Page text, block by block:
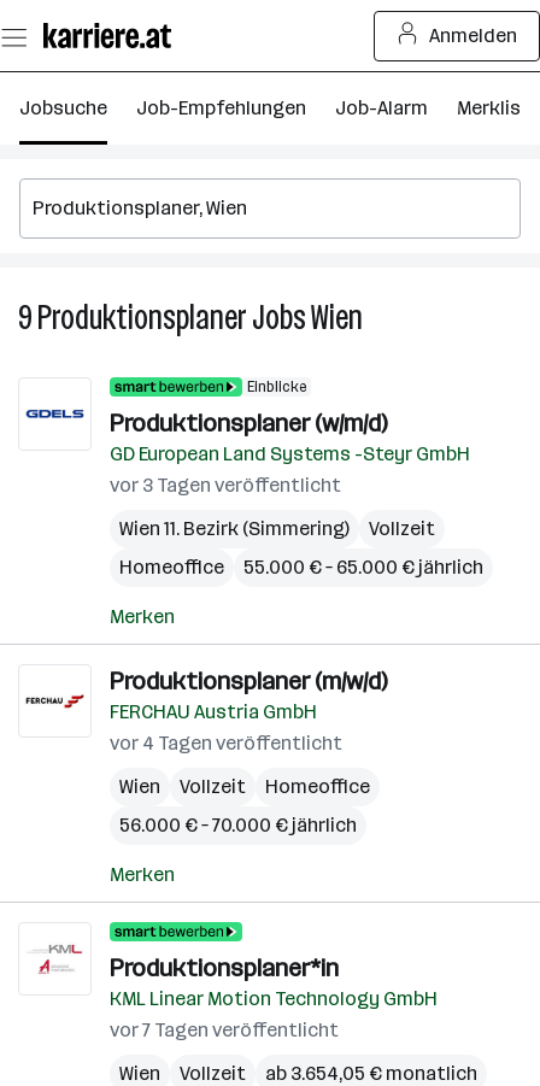
Seiteninhalt
springen
Anmelden
Jobsuche Job-Empfehlungen Job-Alarm Merkliste
9ProduktionsplanerJobsWien
Wien
Einblicke
Produktionsplaner (w/m/d)
GD European Land Systems -Steyr GmbH
vor 3 Tagen veröffentlicht
Wien 11. Bezirk (Simmering)
Vollzeit
Homeoffice
55.000 € – 65.000 € jährlich
Merken
Produktionsplaner (m/w/d)
FERCHAU Austria GmbH
vor 4 Tagen veröffentlicht
Wien
Vollzeit
Homeoffice
56.000 € – 70.000 € jährlich
Merken
Produktionsplaner*in
KML Linear Motion Technology GmbH
vor 7 Tagen veröffentlicht
Wien
Vollzeit ab 3.654,05 € monatlich